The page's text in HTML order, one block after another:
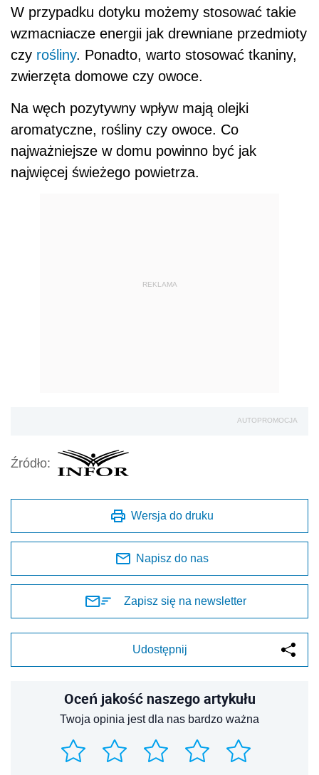
W przypadku dotyku możemy stosować takie
wzmacniacze energii jak drewniane przedmioty
czy rośliny. Ponadto, warto stosować tkaniny,
zwierzęta domowe czy owoce.
Na węch pozytywny wpływ mają olejki
aromatyczne, rośliny czy owoce. Co
najważniejsze w domu powinno być jak
najwięcej świeżego powietrza.
REKLAMA
AUTOPROMOCJA
Źródło:
Wersja do druku
Napisz do nas
Zapisz się na newsletter
Udostępnij
Oceń jakość naszego artykułu
Twoja opinia jest dla nas bardzo ważna